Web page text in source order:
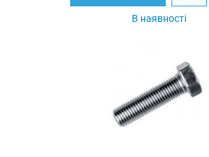
В наявності